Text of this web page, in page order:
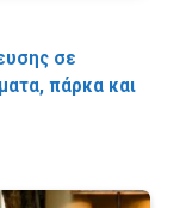
σε
πάρκα και